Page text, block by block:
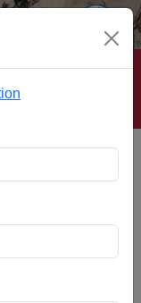
| Rubriques |